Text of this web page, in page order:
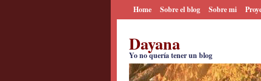
Home Sobre el blog Sobre mi
Dayana
Yo no quería tener un blog